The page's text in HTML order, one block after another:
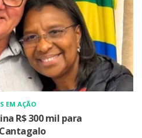
EM AÇÃO
R$ 300 mil para